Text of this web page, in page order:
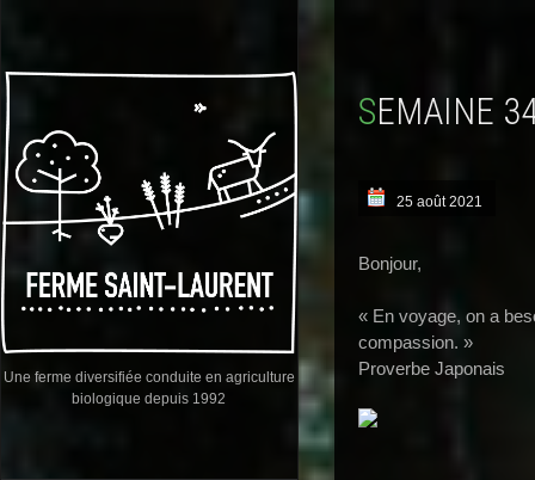
Une ferme diversifiée conduite en agriculture
biologique depuis 1992
SEMAINE
25 août 2021
Bonjour,
« En voyage, on a
compassion. »
Proverbe Japonais